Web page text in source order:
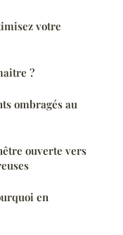
votre
?
ombragés au
ouverte vers
en